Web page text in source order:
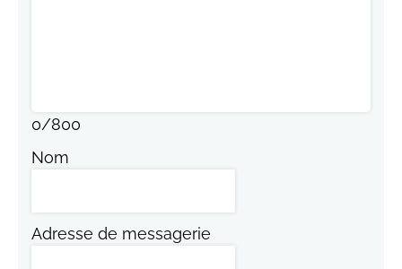
0/800
Nom
Adresse de messagerie